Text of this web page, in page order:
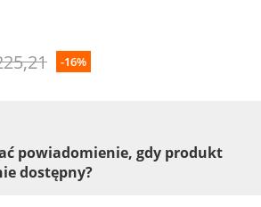
-16%
powiadomienie, gdy produkt
dostępny?